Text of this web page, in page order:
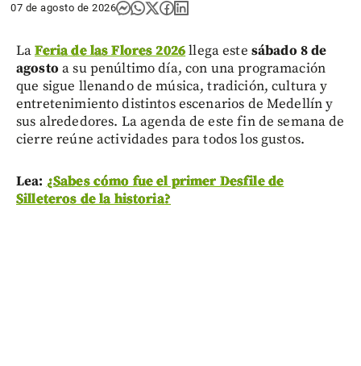
07 de agosto de 2026
LaFeria de las Flores 2026llega este sábado 8 de
agosto a su penúltimo día, con una programación
que sigue llenando de música, tradición, cultura y
entretenimiento distintos escenarios de Medellín y
sus alrededores. La agenda de este fin de semana de
cierre reúne actividades para todos los gustos.
Lea: ¿Sabes cómo fue el primer Desfile de
Silleteros de la historia?